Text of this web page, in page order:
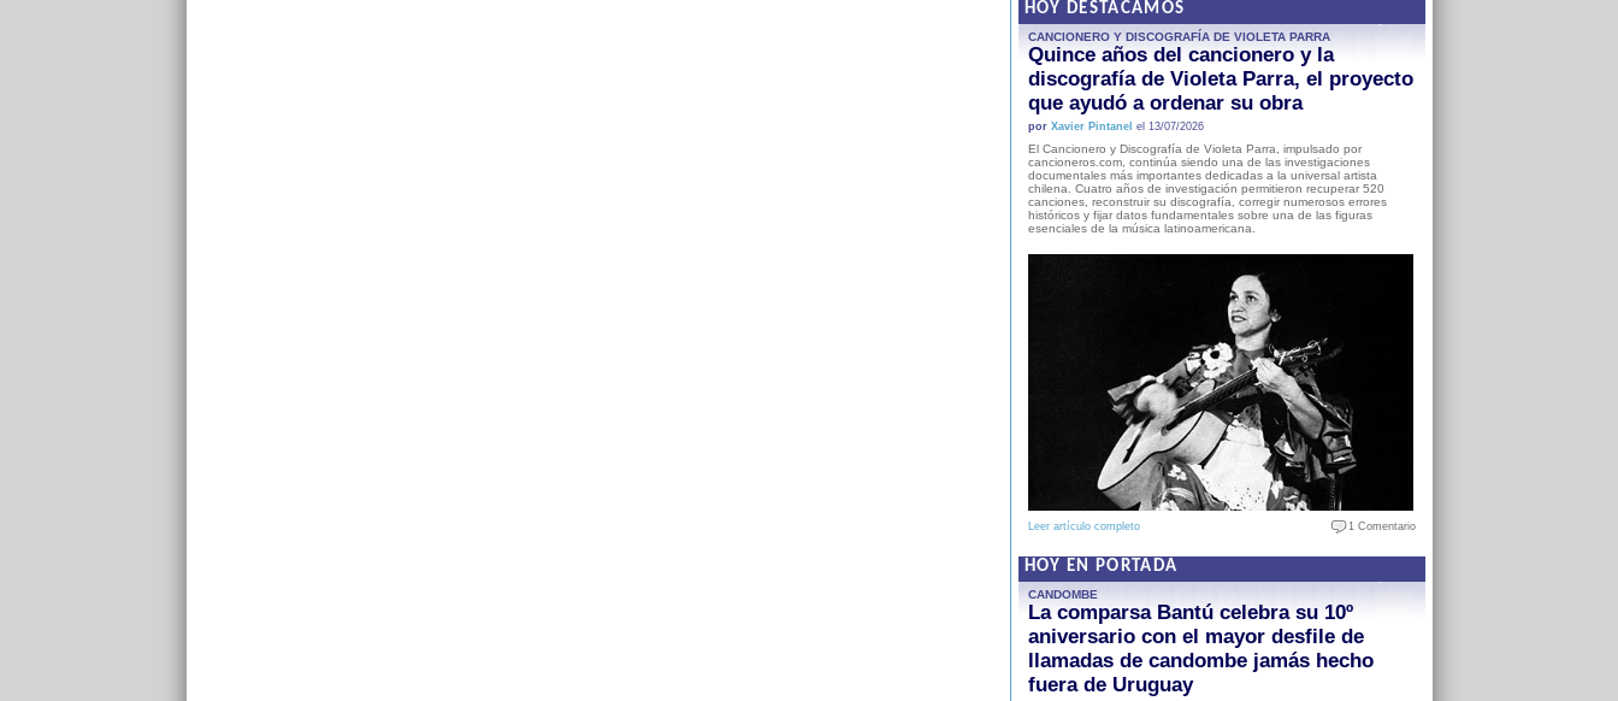
HOY DESTACAMOS
CANCIONERO Y DISCOGRAFÍA DE VIOLETA PARRA
Quince años del cancionero y la
discografía de Violeta Parra, el proyecto
que ayudó a ordenar su obra
por Xavier Pintanel el 13/07/2026
El Cancionero y Discografía de Violeta Parra, impulsado por
cancioneros.com, continúa siendo una de las investigaciones
documentales más importantes dedicadas a la universal artista
chilena. Cuatro años de investigación permitieron recuperar 520
canciones, reconstruir su discografía, corregir numerosos errores
históricos y fijar datos fundamentales sobre una de las figuras
esenciales de la música latinoamericana.
Leer artículo completo 1 Comentario
HOY EN PORTADA
CANDOMBE
La comparsa Bantú celebra su 10º
aniversario con el mayor desfile de
llamadas de candombe jamás hecho
fuera de Uruguay